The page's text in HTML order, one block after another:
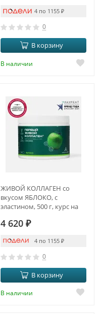
4 по 1155 ₽
0
В корзину
В наличии
ЖИВОЙ КОЛЛАГЕН со
вкусом ЯБЛОКО, с
эластином, 500 г, курс на
4 620 ₽
4 по 1155 ₽
0
В корзину
В наличии